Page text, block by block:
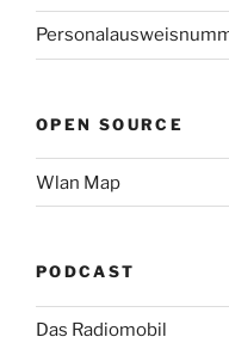
OPEN SOURCE
Wlan Map
PODCAST
Das Radiomobil